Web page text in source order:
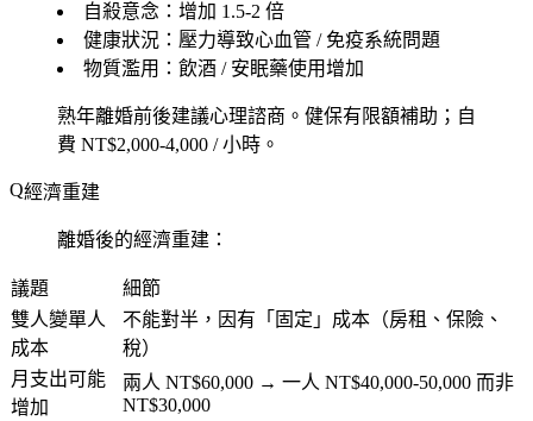
自殺意念：增加 1.5-2 倍
健康狀況：壓力導致心血管 / 免疫系統問題
物質濫用：飲酒 / 安眠藥使用增加
熟年離婚前後建議心理諮商。健保有限額補助；自
費 NT$2,000-4,000 / 小時。
經濟重建
離婚後的經濟重建：
議題
細節
雙人變單人
成本
不能對半，因有「固定」成本（房租、保險、
稅）
月支出可能
增加
兩人 NT$60,000 → 一人 NT$40,000-50,000 而非
NT$30,000